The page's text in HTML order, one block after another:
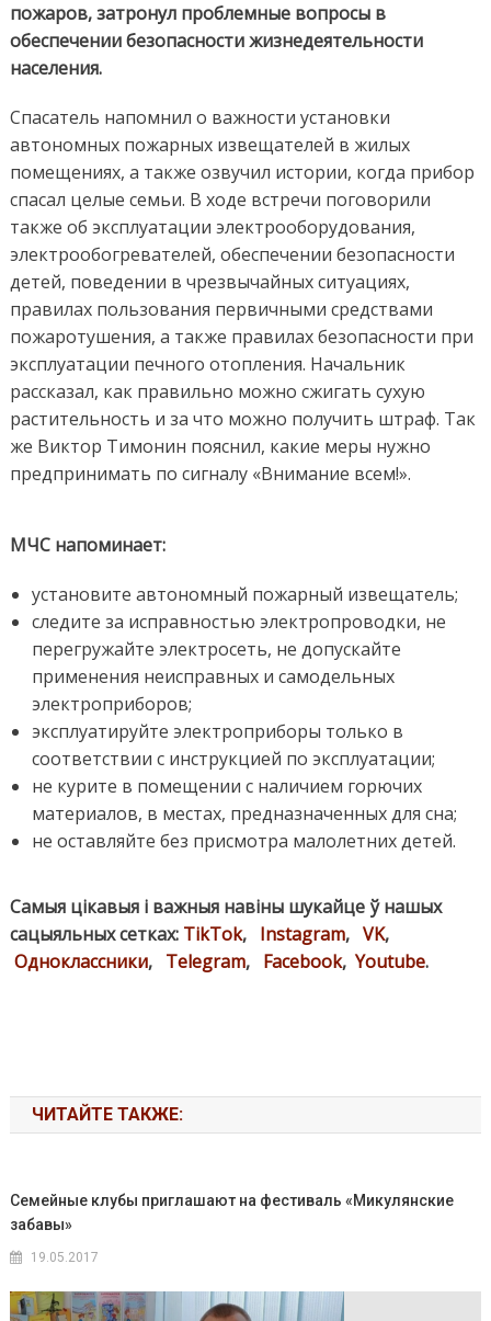
пожаров, затронул проблемные вопросы в
обеспечении безопасности жизнедеятельности
населения.
Спасатель напомнил о важности установки
автономных пожарных извещателей в жилых
помещениях, а также озвучил истории, когда прибор
спасал целые семьи. В ходе встречи поговорили
также об эксплуатации электрооборудования,
электрообогревателей, обеспечении безопасности
детей, поведении в чрезвычайных ситуациях,
правилах пользования первичными средствами
пожаротушения, а также правилах безопасности при
эксплуатации печного отопления. Начальник
рассказал, как правильно можно сжигать сухую
растительность и за что можно получить штраф. Так
же Виктор Тимонин пояснил, какие меры нужно
предпринимать по сигналу «Внимание всем!».
МЧС напоминает:
установите автономный пожарный извещатель;
следите за исправностью электропроводки, не
перегружайте электросеть, не допускайте
применения неисправных и самодельных
электроприборов;
эксплуатируйте электроприборы только в
соответствии с инструкцией по эксплуатации;
не курите в помещении с наличием горючих
материалов, в местах, предназначенных для сна;
не оставляйте без присмотра малолетних детей.
Самыя цікавыя і важныя навіны шукайце ў нашых
сацыяльных сетках: TikTok, Instagram, VK,
Одноклассники, Telegram, Facebook, Youtube.
ЧИТАЙТЕ ТАКЖЕ:
Семейные клубы приглашают на фестиваль «Микулянские
забавы»
19.05.2017